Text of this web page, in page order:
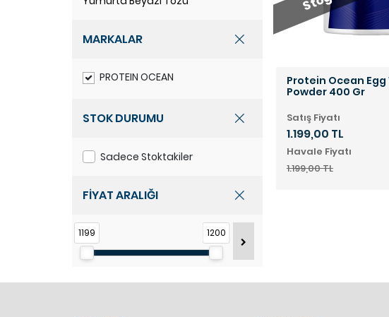
MARKALAR
PROTEIN OCEAN
STOK DURUMU
Sadece Stoktakiler
FİYAT ARALIĞI
1199 1200
Protein Ocean
Powder 400 Gr
Satış Fiyatı
1.199,00 TL
Havale Fiyatı
1.199,00 TL